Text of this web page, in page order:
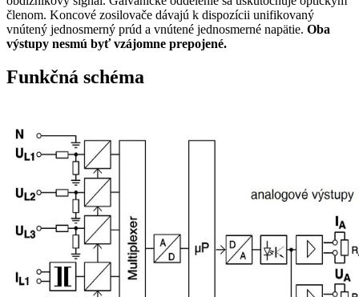
členom. Koncové zosilovače dávajú k dispozícii unifikovaný
vnútený jednosmerný prúd a vnútené jednosmerné napätie. Oba
výstupy nesmú byť vzájomne prepojené.
Funkčná schéma